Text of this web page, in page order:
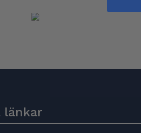
länkar